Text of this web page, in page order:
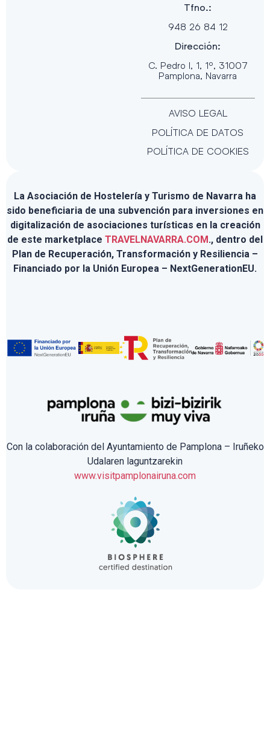
Tfno.:
948 26 84 12
Dirección:
C. Pedro I, 1, 1º, 31007
Pamplona, Navarra
AVISO LEGAL
POLÍTICA DE DATOS
POLÍTICA DE COOKIES
La Asociación de Hostelería y Turismo de Navarra ha
sido beneficiaria de una subvención para inversiones en
digitalización de asociaciones turísticas en la creación
de este marketplace TRAVELNAVARRA.COM., dentro del
Plan de Recuperación, Transformación y Resiliencia –
Financiado por la Unión Europea – NextGenerationEU.
Con la colaboración del Ayuntamiento de Pamplona – Iruñeko
Udalaren laguntzarekin
www.visitpamplonairuna.com